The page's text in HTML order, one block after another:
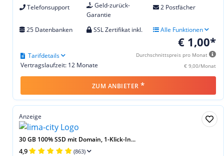
Telefonsupport
Geld-zurück-
Garantie
2 Postfächer
25 Datenbanken SSL Zertifikat inkl. Alle Funktionen
€ 1,00*
Durchschnittspreis pro Monat
€ 9,00/Monat
Vertragslaufzeit: 12 Monate
Tarifdetails
ZUM ANBIETER *
Anzeige
30 GB 100% SSD mit Domain, 1-Klick-In...
4,9 (863)